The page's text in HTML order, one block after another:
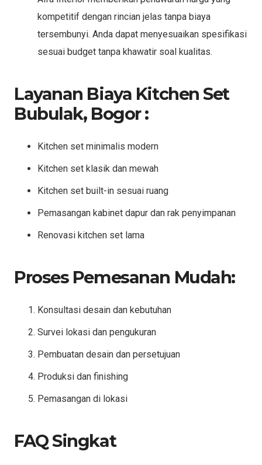
kompetitif dengan rincian jelas tanpa biaya
tersembunyi. Anda dapat menyesuaikan spesifikasi
sesuai budget tanpa khawatir soal kualitas.
Layanan Biaya Kitchen Set
Bubulak, Bogor :
Kitchen set minimalis modern
Kitchen set klasik dan mewah
Kitchen set built-in sesuai ruang
Pemasangan kabinet dapur dan rak penyimpanan
Renovasi kitchen set lama
Proses Pemesanan Mudah:
Konsultasi desain dan kebutuhan
Survei lokasi dan pengukuran
Pembuatan desain dan persetujuan
Produksi dan finishing
Pemasangan di lokasi
FAQ Singkat